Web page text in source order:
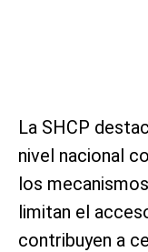
La SHCP
nivel nacional
los
limitan el
contribuyen a